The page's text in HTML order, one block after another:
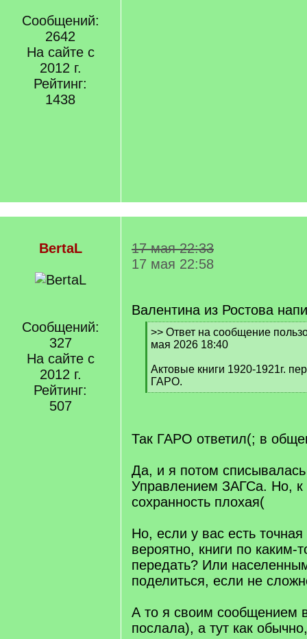
Сообщений:
2642
На сайте с
2012 г.
Рейтинг:
1438
BertaL
Сообщений:
327
На сайте с
2012 г.
Рейтинг:
507
17 мая 22:33
17 мая 22:58
Валентина из Ростова
[
q
>> Ответ на сообщение
мая 2026 18:40
Актовые книги 1920-1921г.
ГАРО.
[
Так ГАРО ответил(; в
Да, и я потом
Управлением ЗАГСа. Но,
сохранность плохая(
Но, если у вас есть
вероятно, книги по каким-
передать? Или
поделиться, если не
А то я своим сообщением
послала), а тут как